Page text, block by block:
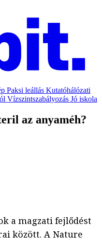
Paksi leállás Kutatóhálózati
Vízszintszabályozás Jó iskola
az anyaméh?
a magzati fejlődést
között. A Nature